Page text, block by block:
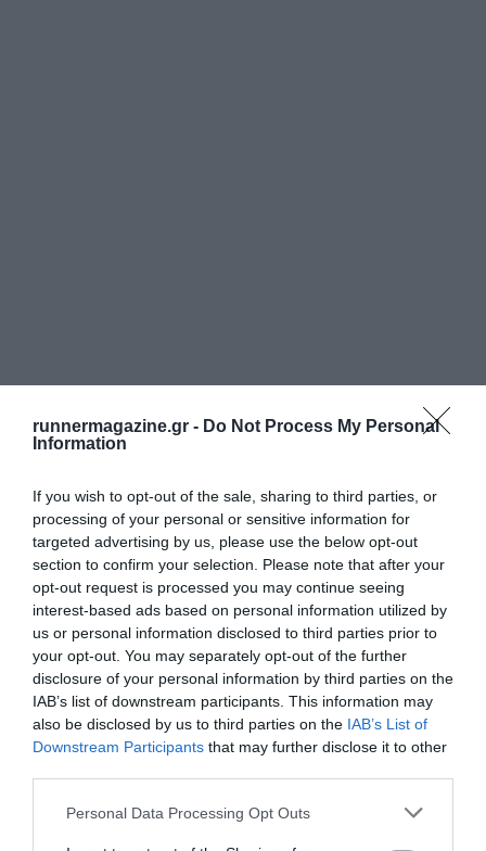
runnermagazine.gr - Do Not Process My Personal
Information
If you wish to opt-out of the sale, sharing to third parties, or
processing of your personal or sensitive information for
targeted advertising by us, please use the below opt-out
section to confirm your selection. Please note that after your
opt-out request is processed you may continue seeing
interest-based ads based on personal information utilized by
us or personal information disclosed to third parties prior to
your opt-out. You may separately opt-out of the further
disclosure of your personal information by third parties on the
IAB’s list of downstream participants. This information may
also be disclosed by us to third parties on the IAB’s List of
Downstream Participants that may further disclose it to other
Personal Data Processing Opt Outs